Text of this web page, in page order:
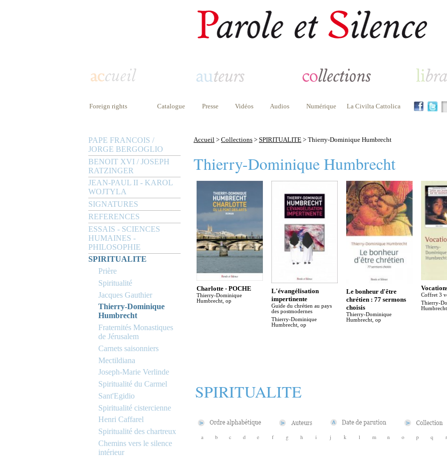
Foreign rights Catalogue Presse Vidéos Audios Numérique La Civilta Cattolica
PAPE FRANCOIS /
JORGE BERGOGLIO
BENOIT XVI / JOSEPH
RATZINGER
JEAN-PAUL II - KAROL
WOJTYLA
SIGNATURES
REFERENCES
ESSAIS - SCIENCES
HUMAINES -
PHILOSOPHIE
SPIRITUALITE
Prière
Spiritualité
Jacques Gauthier
Thierry-Dominique
Humbrecht
Fraternités Monastiques
de Jérusalem
Carnets saisonniers
Mectildiana
Joseph-Marie Verlinde
Spiritualité du Carmel
Sant'Egidio
Spiritualité cistercienne
Henri Caffarel
Spiritualité des chartreux
Chemins vers le silence
intérieur
Accueil > Collections > SPIRITUALITE > Thierry-Dominique Humbrecht
Thierry-Dominique Humbrecht
Charlotte - POCHE
Thierry-Dominique
Humbrecht, op
L'évangélisation
impertinente
Guide du chrétien au pays
des postmodernes
Thierry-Dominique
Humbrecht, op
Le bonheur d'être
chrétien : 77 sermons
choisis
Thierry-Dominique
Humbrecht, op
Coffret 3
Thierry-
SPIRITUALITE
a b c d e f g h i j k l m n o p q r